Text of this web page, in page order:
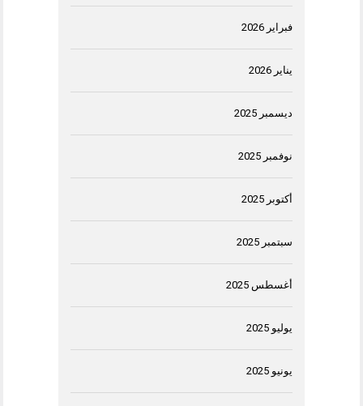
فبراير 2026
يناير 2026
ديسمبر 2025
نوفمبر 2025
أكتوبر 2025
سبتمبر 2025
أغسطس 2025
يوليو 2025
يونيو 2025